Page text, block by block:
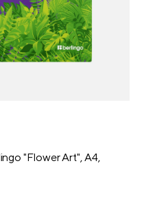
"Flower Art", А4,